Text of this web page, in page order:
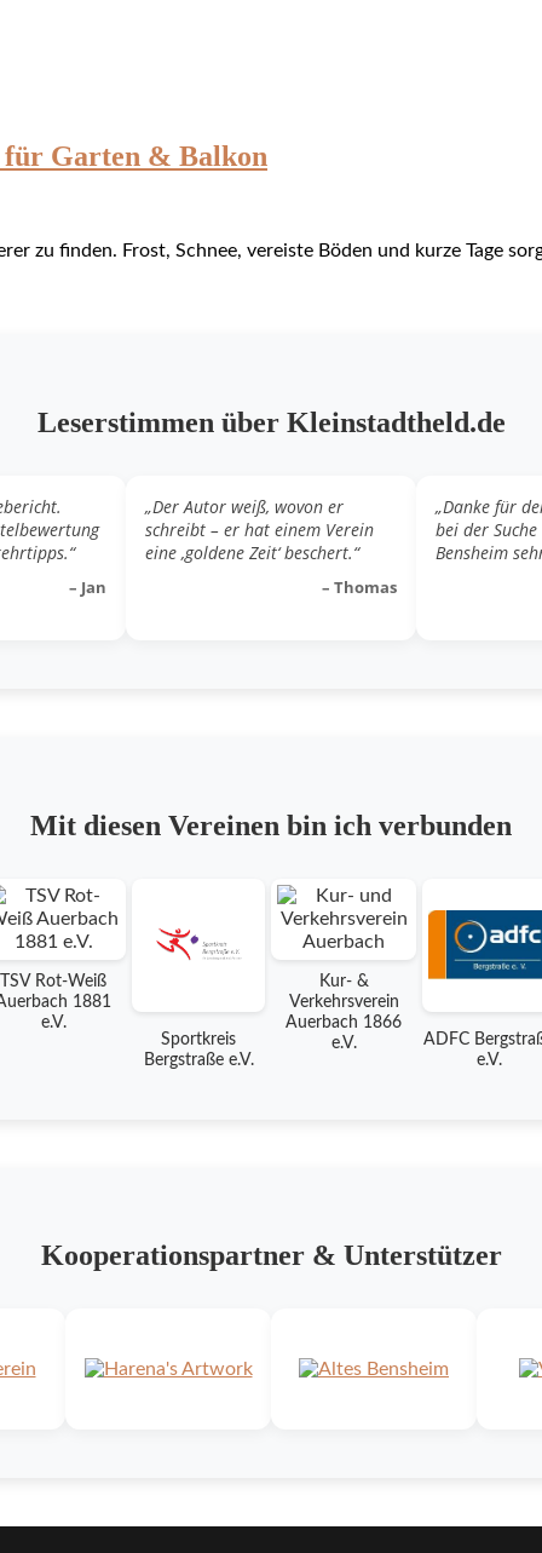
für Garten & Balkon
zu finden. Frost, Schnee, vereiste Böden und kurze Tage
Leserstimmen über Kleinstadtheld.de
– Jan
„Der Autor weiß, wovon er
schreibt – er hat einem Verein
eine ‚goldene Zeit‘ beschert.“
– Thomas
„Danke für
bei der
Bensheim
Mit diesen Vereinen bin ich verbunden
TSV Rot-Weiß
1881
e.V.
Sportkreis
Bergstraße e.V.
Kur- &
Verkehrsverein
Auerbach 1866
e.V.
ADFC
e.V.
Kooperationspartner & Unterstützer